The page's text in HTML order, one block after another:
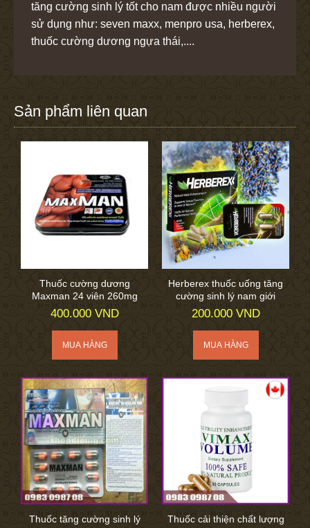
tăng cường sinh lý tốt cho nam được nhiều người
sử dụng như: seven maxx, menpro usa, herberex,
thuốc cường dương ngựa thái,....
Sản phẩm liên quan
Thuốc cường dương
Maxman 24 viên 260mg
400.000 VND
Herberex thuốc uống tăng
cường sinh lý nam giới
200.000 VND
Thuốc tăng cường sinh lý
Thuốc cải thiện chất lượng